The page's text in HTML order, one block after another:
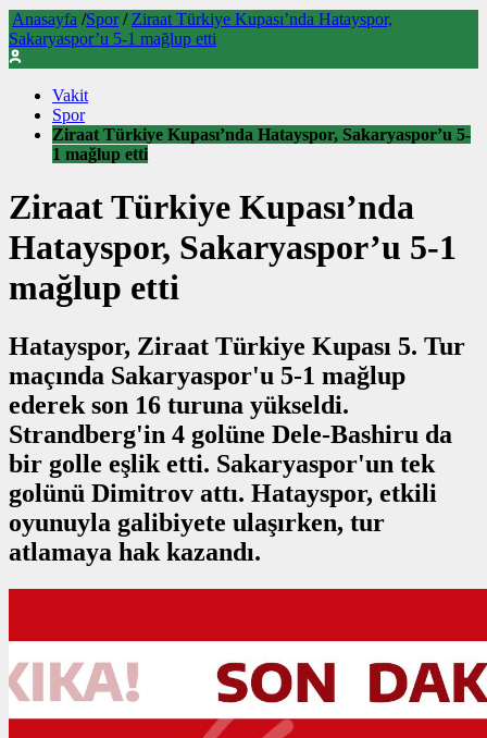
Anasayfa /Spor / Ziraat Türkiye Kupası’nda Hatayspor,
Sakaryaspor’u 5-1 mağlup etti
Vakit
Spor
Ziraat Türkiye Kupası’nda Hatayspor, Sakaryaspor’u 5-
1 mağlup etti
Ziraat Türkiye Kupası’nda
Hatayspor, Sakaryaspor’u 5-1
mağlup etti
Hatayspor, Ziraat Türkiye Kupası 5. Tur
maçında Sakaryaspor'u 5-1 mağlup
ederek son 16 turuna yükseldi.
Strandberg'in 4 golüne Dele-Bashiru da
bir golle eşlik etti. Sakaryaspor'un tek
golünü Dimitrov attı. Hatayspor, etkili
oyunuyla galibiyete ulaşırken, tur
atlamaya hak kazandı.